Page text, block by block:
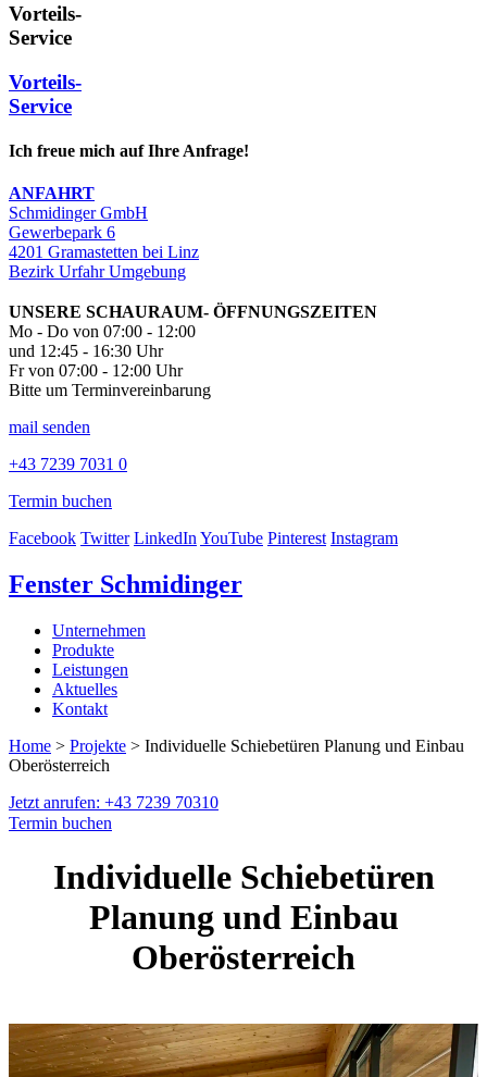
Vorteils-
Service
Vorteils-
Service
Ich freue mich auf Ihre Anfrage!
ANFAHRT
Schmidinger GmbH
Gewerbepark 6
4201 Gramastetten bei Linz
Bezirk Urfahr Umgebung
UNSERE SCHAURAUM- ÖFFNUNGSZEITEN
Mo - Do von 07:00 - 12:00
und 12:45 - 16:30 Uhr
Fr von 07:00 - 12:00 Uhr
Bitte um Terminvereinbarung
mail senden
+43 7239 7031 0
Termin buchen
Facebook Twitter LinkedInYouTube Pinterest Instagram
Fenster Schmidinger
Unternehmen
Produkte
Leistungen
Aktuelles
Kontakt
Home > Projekte > Individuelle Schiebetüren Planung und Einbau
Oberösterreich
Jetzt anrufen: +43 7239 70310
Termin buchen
Individuelle Schiebetüren
Planung und Einbau
Oberösterreich